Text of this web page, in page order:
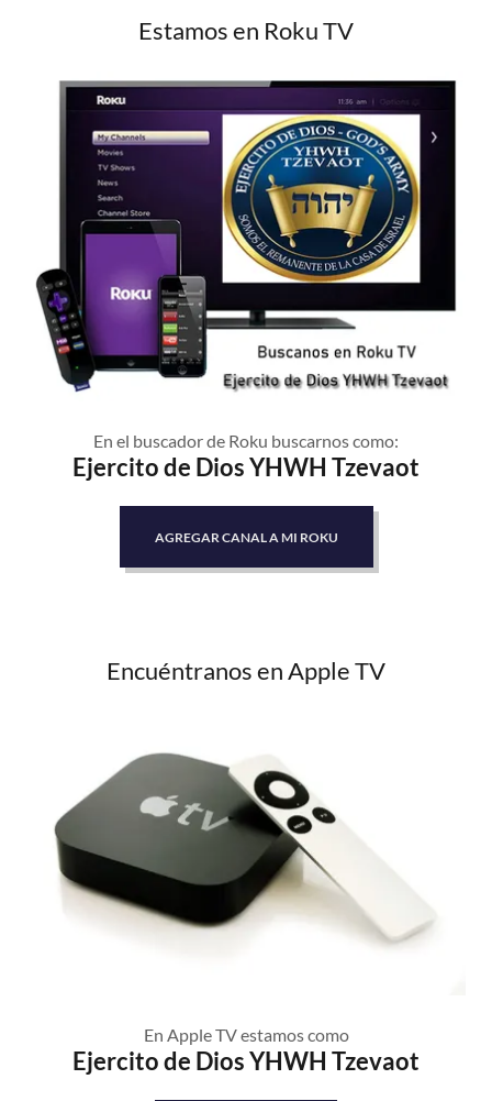
Estamos en Roku TV
En el buscador de Roku buscarnos como:
Ejercito de Dios YHWH Tzevaot
AGREGAR CANAL A MI ROKU
Encuéntranos en Apple TV
En Apple TV estamos como
Ejercito de Dios YHWH Tzevaot